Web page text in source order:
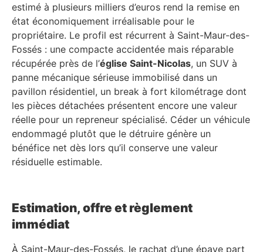
estimé à plusieurs milliers d’euros rend la remise en
état économiquement irréalisable pour le
propriétaire. Le profil est récurrent à Saint-Maur-des-
Fossés : une compacte accidentée mais réparable
récupérée près de l’église Saint-Nicolas, un SUV à
panne mécanique sérieuse immobilisé dans un
pavillon résidentiel, un break à fort kilométrage dont
les pièces détachées présentent encore une valeur
réelle pour un repreneur spécialisé. Céder un véhicule
endommagé plutôt que le détruire génère un
bénéfice net dès lors qu’il conserve une valeur
résiduelle estimable.
Estimation, offre et règlement
immédiat
À Saint-Maur-des-Fossés, le rachat d’une épave part